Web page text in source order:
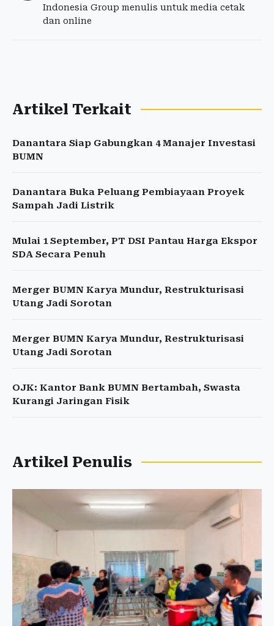
Indonesia Group menulis untuk media cetak
dan online
Artikel Terkait
Danantara Siap Gabungkan 4 Manajer Investasi
BUMN
Danantara Buka Peluang Pembiayaan Proyek
Sampah Jadi Listrik
Mulai 1 September, PT DSI Pantau Harga Ekspor
SDA Secara Penuh
Merger BUMN Karya Mundur, Restrukturisasi
Utang Jadi Sorotan
Merger BUMN Karya Mundur, Restrukturisasi
Utang Jadi Sorotan
OJK: Kantor Bank BUMN Bertambah, Swasta
Kurangi Jaringan Fisik
Artikel Penulis